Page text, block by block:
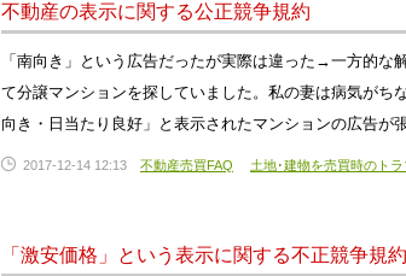
不動産の表示に関する公正競争規約
「南向き」という広告だったが実際は違った→一方的な
て分譲マンションを探していました。私の妻は病気が
向き・日当たり良好」と表示されたマンションの広告
2017-12-14 12:13 不動産売買FAQ 土地･建物を売買時のト
「激安価格」という表示に関する不正競争規約